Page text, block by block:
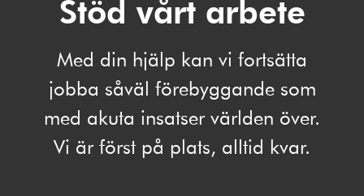
Stöd vårt arbete
Med din hjälp kan vi fortsätta
jobba såväl förebyggande som
med akuta insatser världen över.
Vi är först på plats, alltid kvar.